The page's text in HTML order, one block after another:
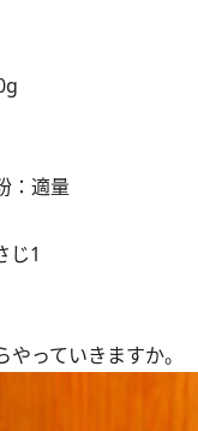
：適量
じ1
っていきますか。